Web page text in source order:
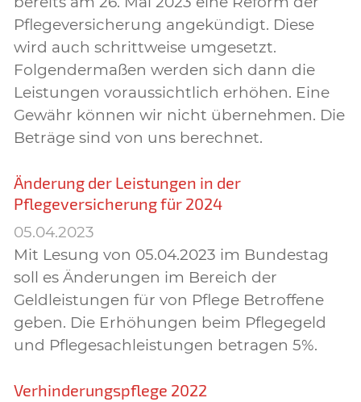
Pflegeversicherung angekündigt. Diese
wird auch schrittweise umgesetzt.
Folgendermaßen werden sich dann die
Leistungen voraussichtlich erhöhen. Eine
Gewähr können wir nicht übernehmen. Die
Beträge sind von uns berechnet.
Änderung der Leistungen in der
Pflegeversicherung für 2024
05.04.2023
Mit Lesung von 05.04.2023 im Bundestag
soll es Änderungen im Bereich der
Geldleistungen für von Pflege Betroffene
geben. Die Erhöhungen beim Pflegegeld
und Pflegesachleistungen betragen 5%.
Verhinderungspflege 2022